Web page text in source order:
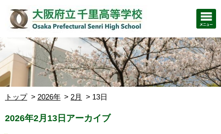
トップ 2026年 2月 13日
2026年2月13日アーカイブ